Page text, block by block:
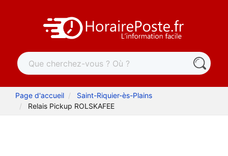
Page d'accueil
Saint-Riquier-ès-Plains
Relais Pickup ROLSKAFEE